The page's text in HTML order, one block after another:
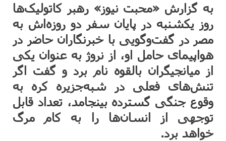
به گزارش «محبت نیوز» رهبر کاتولیک‌ها
روز یکشنبه در پایان سفر دو روزه‌اش به
مصر در گفت‌وگویی با خبرنگاران حاضر در
هواپیمای حامل او، از نروژ به عنوان یکی
از میانجیگران بالقوه نام برد و گفت اگر
تنش‌های فعلی در شبه‌جزیره کره به
وقوع جنگی گسترده بینجامد، تعداد قابل
توجهی از انسان‌ها را به کام مرگ
خواهد برد.